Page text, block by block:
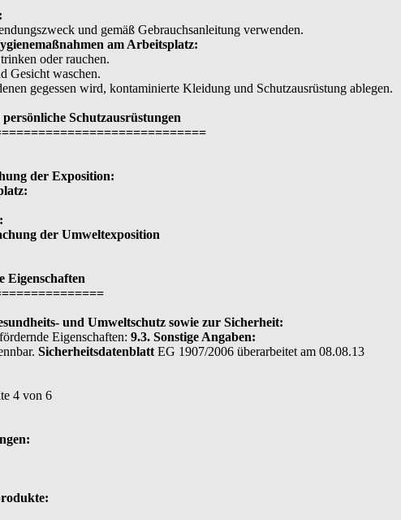
und gemäß Gebrauchsanleitung verwenden.
am Arbeitsplatz:
oder rauchen.
Gesicht waschen.
gegessen wird, kontaminierte Kleidung und Schutzausrüstung ablegen.
Schutzausrüstungen
der Exposition:
der Umweltexposition
Eigenschaften
und Umweltschutz sowie zur Sicherheit:
Eigenschaften: 9.3. Sonstige Angaben:
Sicherheitsdatenblatt EG 1907/2006 überarbeitet am 08.08.13
4 von 6